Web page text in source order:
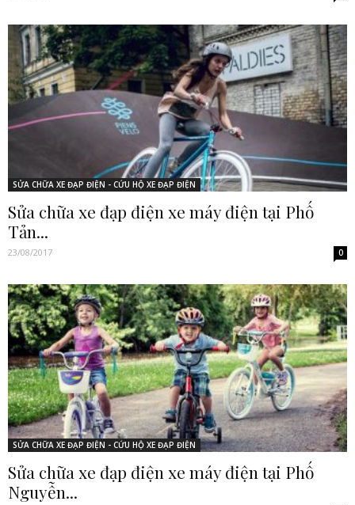
SỬA CHỮA XE ĐẠP ĐIỆN - CỨU HỘ XE ĐẠP ĐIỆN
Sửa chữa xe đạp điện xe máy điện tại Phố
Tản...
23/08/2017 0
SỬA CHỮA XE ĐẠP ĐIỆN - CỨU HỘ XE ĐẠP ĐIỆN
Sửa chữa xe đạp điện xe máy điện tại Phố
Nguyễn...